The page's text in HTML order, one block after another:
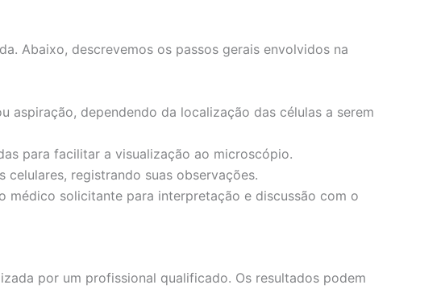
Abaixo, descrevemos os passos gerais envolvidos na
dependendo da localização das células a serem
para facilitar a visualização ao microscópio.
celulares, registrando suas observações.
médico solicitante para interpretação e discussão com o
por um profissional qualificado. Os resultados podem